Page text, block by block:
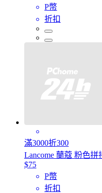
P幣
折扣
滿3000折300
Lancome 蘭蔻 粉色
$75
P幣
折扣